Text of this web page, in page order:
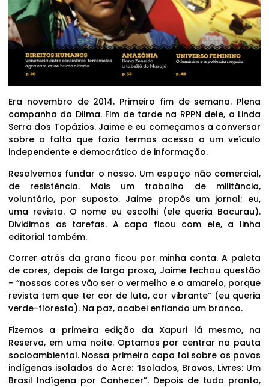
Era novembro de 2014. Primeiro fim de semana. Plena
campanha da Dilma. Fim de tarde na RPPN dele, a Linda
Serra dos Topázios. Jaime e eu começamos a conversar
sobre a falta que fazia termos acesso a um veículo
independente e democrático de informação.
Resolvemos fundar o nosso. Um espaço não comercial,
de resistência. Mais um trabalho de militância,
voluntário, por suposto. Jaime propôs um jornal; eu,
uma revista. O nome eu escolhi (ele queria Bacurau).
Dividimos as tarefas. A capa ficou com ele, a linha
editorial também.
Correr atrás da grana ficou por minha conta. A paleta
de cores, depois de larga prosa, Jaime fechou questão
– “nossas cores vão ser o vermelho e o amarelo, porque
revista tem que ter cor de luta, cor vibrante” (eu queria
verde-floresta). Na paz, acabei enfiando um branco.
Fizemos a primeira edição da Xapuri lá mesmo, na
Reserva, em uma noite. Optamos por centrar na pauta
socioambiental. Nossa primeira capa foi sobre os povos
indígenas isolados do Acre: ‘Isolados, Bravos, Livres: Um
Brasil Indígena por Conhecer”. Depois de tudo pronto,